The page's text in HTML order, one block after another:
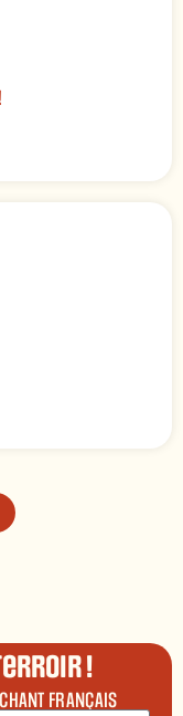
!
FRANÇAIS